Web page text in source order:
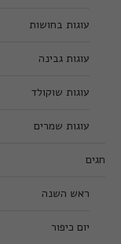
עוגות בחושות
עוגות גבינה
עוגות שוקולד
עוגות שמרים
חגים
ראש השנה
יום כיפור